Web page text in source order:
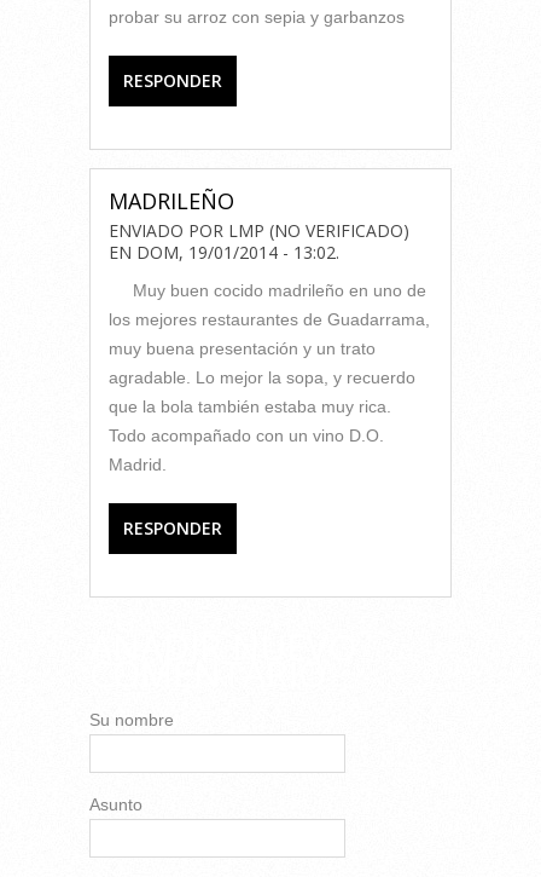
probar su arroz con sepia y garbanzos
RESPONDER
MADRILEÑO
ENVIADO POR LMP (NO VERIFICADO)
EN DOM, 19/01/2014 - 13:02.
Muy buen cocido madrileño en uno de
los mejores restaurantes de Guadarrama,
muy buena presentación y un trato
agradable. Lo mejor la sopa, y recuerdo
que la bola también estaba muy rica.
Todo acompañado con un vino D.O.
Madrid.
RESPONDER
Su nombre
Asunto